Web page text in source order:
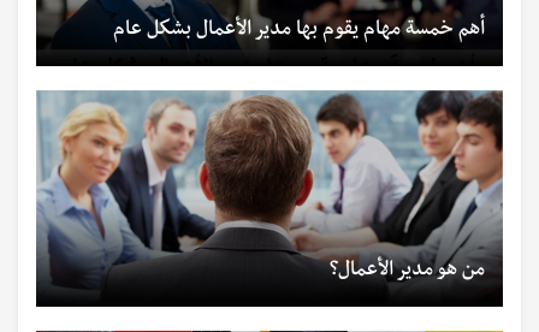
أهم خمسة مهام يقوم بها مدير الأعمال بشكل عام
من هو مدير الأعمال؟